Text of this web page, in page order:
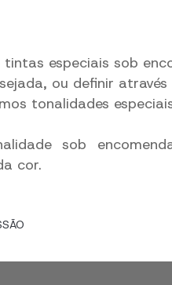
especiais sob
ou definir através
tonalidades
sob
cor.